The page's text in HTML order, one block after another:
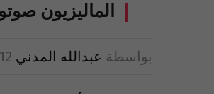
الماليزيون
بواسطة عبدالله المدني 12 مايو 2013